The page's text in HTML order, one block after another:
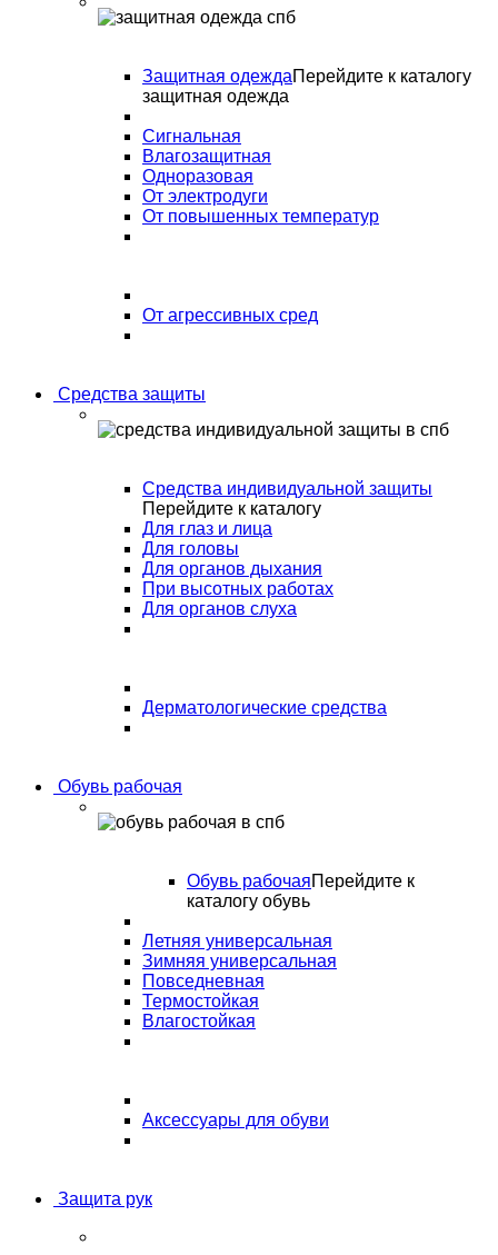
Защитная одеждаПерейдите к каталогу
защитная одежда
Сигнальная
Влагозащитная
Одноразовая
От электродуги
От повышенных температур
От агрессивных сред
Средства защиты
Средства индивидуальной защиты
Перейдите к каталогу
Для глаз и лица
Для головы
Для органов дыхания
При высотных работах
Для органов слуха
Дерматологические средства
Обувь рабочая
Обувь рабочаяПерейдите к
каталогу обувь
Летняя универсальная
Зимняя универсальная
Повседневная
Термостойкая
Влагостойкая
Аксессуары для обуви
Защита рук